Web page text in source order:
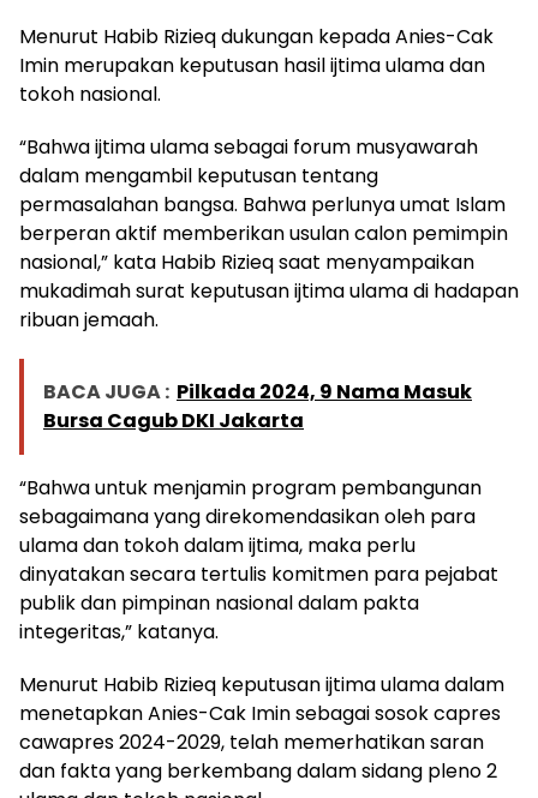
Menurut Habib Rizieq dukungan kepada Anies-Cak
Imin merupakan keputusan hasil ijtima ulama dan
tokoh nasional.
“Bahwa ijtima ulama sebagai forum musyawarah
dalam mengambil keputusan tentang
permasalahan bangsa. Bahwa perlunya umat Islam
berperan aktif memberikan usulan calon pemimpin
nasional,” kata Habib Rizieq saat menyampaikan
mukadimah surat keputusan ijtima ulama di hadapan
ribuan jemaah.
BACA JUGA : Pilkada 2024, 9 Nama Masuk
Bursa Cagub DKI Jakarta
“Bahwa untuk menjamin program pembangunan
sebagaimana yang direkomendasikan oleh para
ulama dan tokoh dalam ijtima, maka perlu
dinyatakan secara tertulis komitmen para pejabat
publik dan pimpinan nasional dalam pakta
integeritas,” katanya.
Menurut Habib Rizieq keputusan ijtima ulama dalam
menetapkan Anies-Cak Imin sebagai sosok capres
cawapres 2024-2029, telah memerhatikan saran
dan fakta yang berkembang dalam sidang pleno 2